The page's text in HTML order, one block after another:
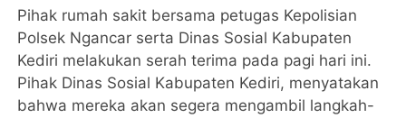
Pihak rumah sakit bersama petugas Kepolisian
Polsek Ngancar serta Dinas Sosial Kabupaten
Kediri melakukan serah terima pada pagi hari ini.
Pihak Dinas Sosial Kabupaten Kediri, menyatakan
bahwa mereka akan segera mengambil langkah-